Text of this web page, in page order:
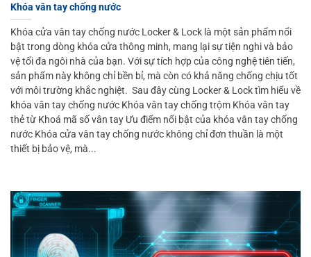
Khóa vân tay chống nước
Khóa cửa vân tay chống nước Locker & Lock là một sản phẩm nổi
bật trong dòng khóa cửa thông minh, mang lại sự tiện nghi và bảo
vệ tối đa ngôi nhà của bạn. Với sự tích hợp của công nghệ tiên tiến,
sản phẩm này không chỉ bền bỉ, mà còn có khả năng chống chịu tốt
với môi trường khắc nghiệt. Sau đây cùng Locker & Lock tìm hiểu về
khóa vân tay chống nước Khóa vân tay chống trộm Khóa vân tay
thẻ từ Khoá mã số vân tay Ưu điểm nổi bật của khóa vân tay chống
nước Khóa cửa vân tay chống nước không chỉ đơn thuần là một
thiết bị bảo vệ, mà...